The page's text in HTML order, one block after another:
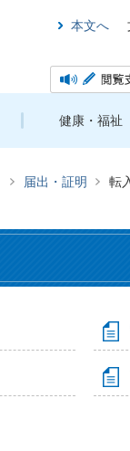
本文へ
健康・福祉
届出・証明 転